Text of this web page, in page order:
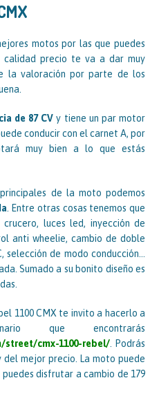
motos por las que puedes
calidad precio te va a dar muy
la valoración por parte de los
de 87 CV y tiene un par motor
conducir con el carnet A, por
muy bien a lo que estás
de la moto podemos
. Entre otras cosas tenemos que
luces led, inyección de
anti wheelie, cambio de doble
selección de modo conducción…
Sumado a su bonito diseño es
1100 CMX te invito a hacerlo a
que encontrarás
street/cmx-1100-rebel/. Podrás
mejor precio. La moto puede
disfrutar a cambio de 179